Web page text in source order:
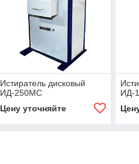
Истиратель дисковый
ИД-250МС
Цену уточняйте
ИД-